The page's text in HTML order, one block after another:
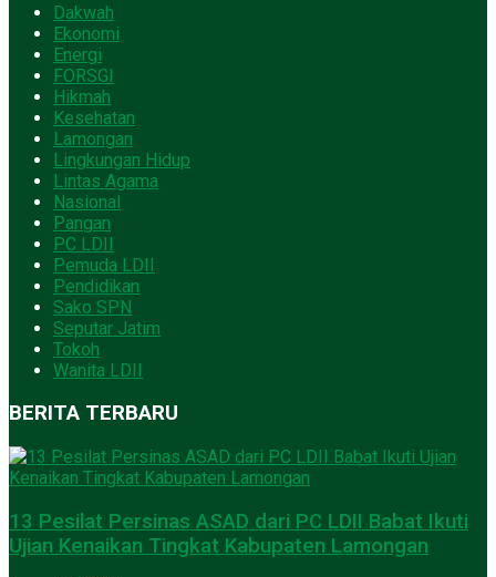
Dakwah
Ekonomi
Energi
FORSGI
Hikmah
Kesehatan
Lamongan
Lingkungan Hidup
Lintas Agama
Nasional
Pangan
PC LDII
Pemuda LDII
Pendidikan
Sako SPN
Seputar Jatim
Tokoh
Wanita LDII
BERITA TERBARU
13 Pesilat Persinas ASAD dari PC LDII Babat Ikuti
Ujian Kenaikan Tingkat Kabupaten Lamongan